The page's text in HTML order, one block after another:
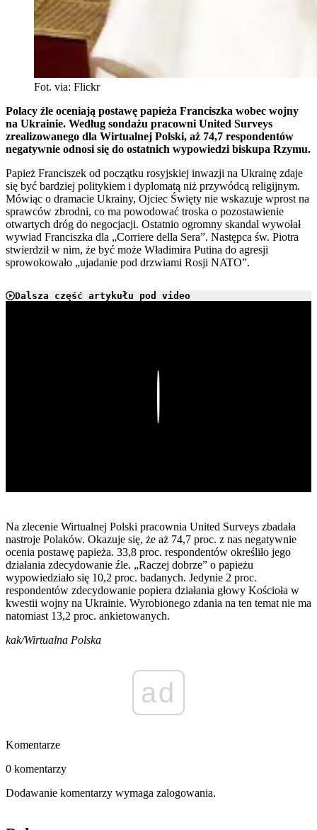
Fot. via: Flickr
Polacy źle oceniają postawę papieża Franciszka wobec wojny
na Ukrainie. Według sondażu pracowni United Surveys
zrealizowanego dla Wirtualnej Polski, aż 74,7 respondentów
negatywnie odnosi się do ostatnich wypowiedzi biskupa Rzymu.
Papież Franciszek od początku rosyjskiej inwazji na Ukrainę zdaje
się być bardziej politykiem i dyplomatą niż przywódcą religijnym.
Mówiąc o dramacie Ukrainy, Ojciec Święty nie wskazuje wprost na
sprawców zbrodni, co ma powodować troska o pozostawienie
otwartych dróg do negocjacji. Ostatnio ogromny skandal wywołał
wywiad Franciszka dla „Corriere della Sera”. Następca św. Piotra
stwierdził w nim, że być może Władimira Putina do agresji
sprowokowało „ujadanie pod drzwiami Rosji NATO”.
Dalsza część artykułu pod video
Na zlecenie Wirtualnej Polski pracownia United Surveys zbadała
nastroje Polaków. Okazuje się, że aż 74,7 proc. z nas negatywnie
ocenia postawę papieża. 33,8 proc. respondentów określiło jego
działania zdecydowanie źle. „Raczej dobrze” o papieżu
wypowiedziało się 10,2 proc. badanych. Jedynie 2 proc.
respondentów zdecydowanie popiera działania głowy Kościoła w
kwestii wojny na Ukrainie. Wyrobionego zdania na ten temat nie ma
natomiast 13,2 proc. ankietowanych.
kak/Wirtualna Polska
ad
Komentarze
0 komentarzy
Dodawanie komentarzy wymaga zalogowania.